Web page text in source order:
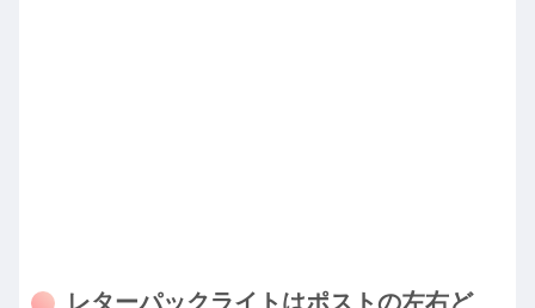
レターパックライトはポストの左右ど